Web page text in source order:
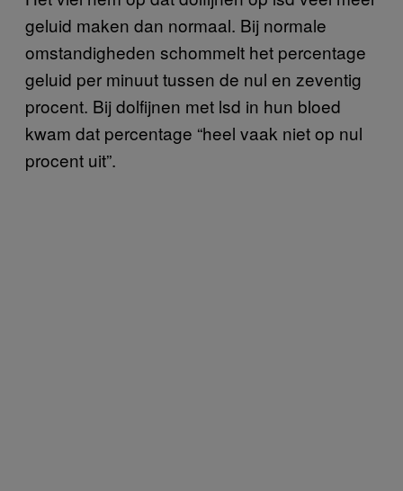
geluid maken dan normaal. Bij normale
omstandigheden schommelt het percentage
geluid per minuut tussen de nul en zeventig
procent. Bij dolfijnen met lsd in hun bloed
kwam dat percentage “heel vaak niet op nul
procent uit”.